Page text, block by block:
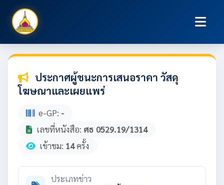
ประกาศผู้ชนะการเสนอราคา วัสดุ
โฆษณาและเผยแพร่
e-GP: -
เลขที่หนังสือ: ศธ 0529.19/1314
เข้าชม: 14ครั้ง
ประเภทข่าว